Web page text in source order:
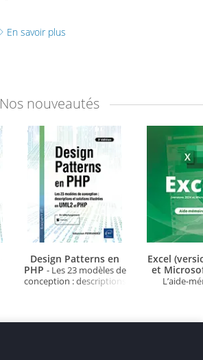
En savoir plus
Nos nouveautés
Design Patterns en
PHP - Les 23 modèles de
conception : descriptions
Excel
et
L’aide-